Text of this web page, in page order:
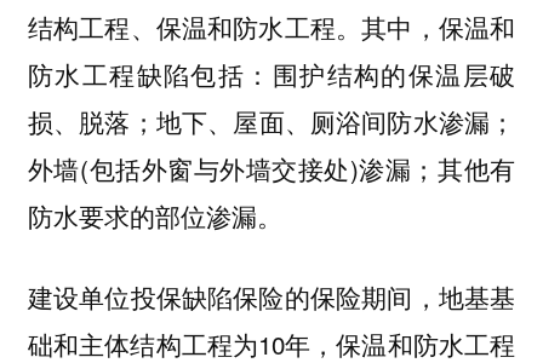
结构工程、保温和防水工程。其中，保温和
防水工程缺陷包括：围护结构的保温层破
损、脱落；地下、屋面、厕浴间防水渗漏；
外墙(包括外窗与外墙交接处)渗漏；其他有
防水要求的部位渗漏。
建设单位投保缺陷保险的保险期间，地基基
础和主体结构工程为10年，保温和防水工程